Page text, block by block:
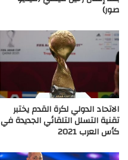
صور)
الاتحاد الدولي لكرة القدم يختبر
تقنية التسلل التلقائي الجديدة في
كأس العرب 2021